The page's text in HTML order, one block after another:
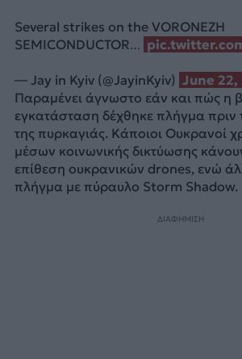
Several strikes on the VORONEZH
SEMICONDUCTOR…
— Jay in Kyiv (@JayinKyiv) June 22,
Παραμένει άγνωστο εάν και πώς η
εγκατάσταση δέχθηκε πλήγμα πριν
της πυρκαγιάς. Κάποιοι Ουκρανοί
μέσων κοινωνικής δικτύωσης
επίθεση ουκρανικών drones, ενώ
πλήγμα με πύραυλο Storm Shadow.
ΔΙΑΦΗΜΙΣΗ